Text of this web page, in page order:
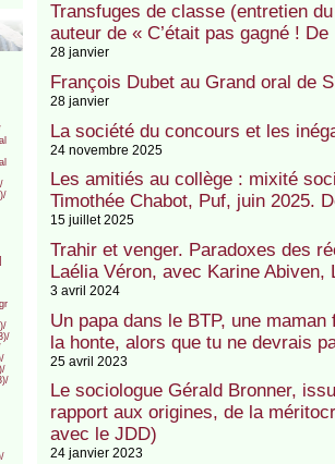
Transfuges de classe (entretien
auteur de « C’était pas gagné !
28 janvier
François Dubet au Grand oral de
28 janvier
La société du concours et les
24 novembre 2025
Les amitiés au collège : mixité
Timothée Chabot, Puf, juin 2025.
15 juillet 2025
Trahir et venger. Paradoxes des
Laélia Véron, avec Karine Abiven,
3 avril 2024
Un papa dans le BTP, une
la honte, alors que tu ne devrais
25 avril 2023
Le sociologue Gérald Bronner,
rapport aux origines, de la
avec le JDD)
24 janvier 2023